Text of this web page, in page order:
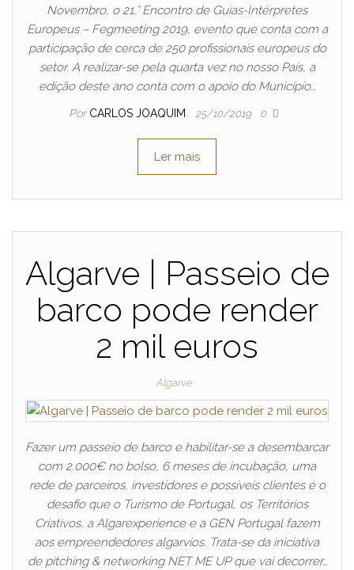
Novembro, o 21.° Encontro de Guias-Intérpretes
Europeus – Fegmeeting 2019, evento que conta com a
participação de cerca de 250 profissionais europeus do
setor. A realizar-se pela quarta vez no nosso País, a
edição deste ano conta com o apoio do Município…
Por CARLOS JOAQUIM 25/10/2019 0
Ler mais
Algarve | Passeio de
barco pode render
2 mil euros
Algarve
Fazer um passeio de barco e habilitar-se a desembarcar
com 2.000€ no bolso, 6 meses de incubação, uma
rede de parceiros, investidores e possíveis clientes é o
desafio que o Turismo de Portugal, os Territórios
Criativos, a Algarexperience e a GEN Portugal fazem
aos empreendedores algarvios. Trata-se da iniciativa
de pitching & networking NET ME UP que vai decorrer…